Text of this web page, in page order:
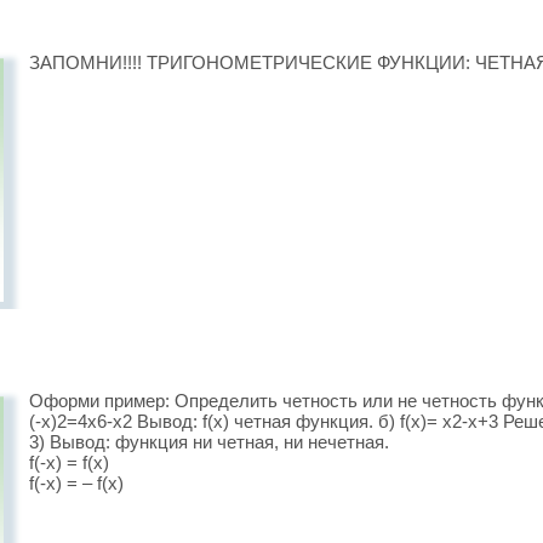
ЗАПОМНИ!!!! ТРИГОНОМЕТРИЧЕСКИЕ ФУНКЦИИ:
Оформи пример: Определить четность или не четность
(-x)2=4x6-x2 Вывод: f(x) четная функция. б) f(x)= x2-х+3
3) Вывод: функция ни четная, ни нечетная.
f(-x) = f(x)
f(-x) = – f(x)